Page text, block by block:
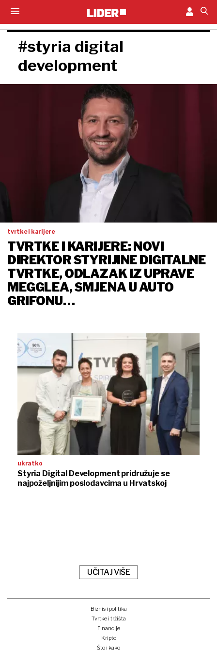
#styria digital
development
tvrtke i karijere
TVRTKE I KARIJERE: NOVI
DIREKTOR STYRIJINE DIGITALNE
TVRTKE, ODLAZAK IZ UPRAVE
MEGGLEA, SMJENA U AUTO
GRIFONU…
ukratko
Styria Digital Development pridružuje se
najpoželjnijim poslodavcima u Hrvatskoj
UČITAJ VIŠE
Biznis i politika
Tvrtke i tržišta
Financije
Kripto
Što i kako